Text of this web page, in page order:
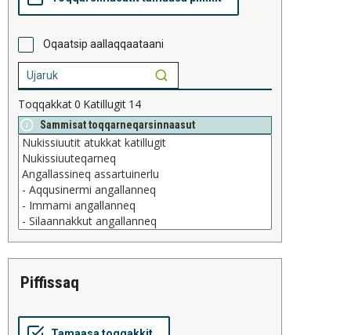
Oqaatsip aallaqqaataani
Toqqakkat0 Katillugit 14
Sammisat toqqarneqarsinnaasut
piffissaq